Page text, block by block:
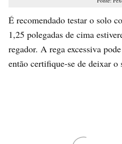
É recomendado testar o solo
1,25 polegadas de cima
regador. A rega excessiva
então certifique-se de deixar o